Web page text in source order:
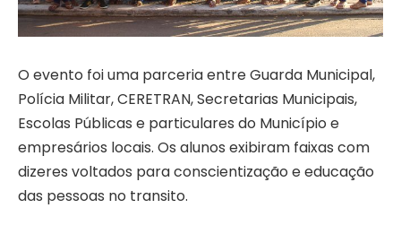
O evento foi uma parceria entre Guarda Municipal,
Polícia Militar, CERETRAN, Secretarias Municipais,
Escolas Públicas e particulares do Município e
empresários locais. Os alunos exibiram faixas com
dizeres voltados para conscientização e educação
das pessoas no transito.